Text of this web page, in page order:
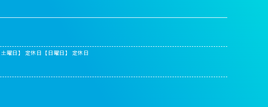
土曜日】 定休日 【日曜日】 定休日